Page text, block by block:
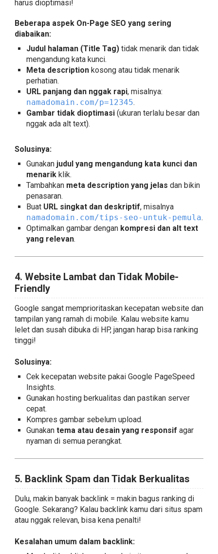
harus dioptimasi!
Beberapa aspek On-Page SEO yang sering
diabaikan:
Judul halaman (Title Tag) tidak menarik dan tidak
mengandung kata kunci.
Meta description kosong atau tidak menarik
perhatian.
URL panjang dan nggak rapi, misalnya:
namadomain.com/p=12345.
Gambar tidak dioptimasi (ukuran terlalu besar dan
nggak ada alt text).
Solusinya:
Gunakan judul yang mengandung kata kunci dan
menarik klik.
Tambahkan meta description yang jelas dan bikin
penasaran.
Buat URL singkat dan deskriptif, misalnya
namadomain.com/tips-seo-untuk-pemula.
Optimalkan gambar dengan kompresi dan alt text
yang relevan.
4. Website Lambat dan Tidak Mobile-
Friendly
Google sangat memprioritaskan kecepatan website dan
tampilan yang ramah di mobile. Kalau website kamu
lelet dan susah dibuka di HP, jangan harap bisa ranking
tinggi!
Solusinya:
Cek kecepatan website pakai Google PageSpeed
Insights.
Gunakan hosting berkualitas dan pastikan server
cepat.
Kompres gambar sebelum upload.
Gunakan tema atau desain yang responsif agar
nyaman di semua perangkat.
5. Backlink Spam dan Tidak Berkualitas
Dulu, makin banyak backlink = makin bagus ranking di
Google. Sekarang? Kalau backlink kamu dari situs spam
atau nggak relevan, bisa kena penalti!
Kesalahan umum dalam backlink: